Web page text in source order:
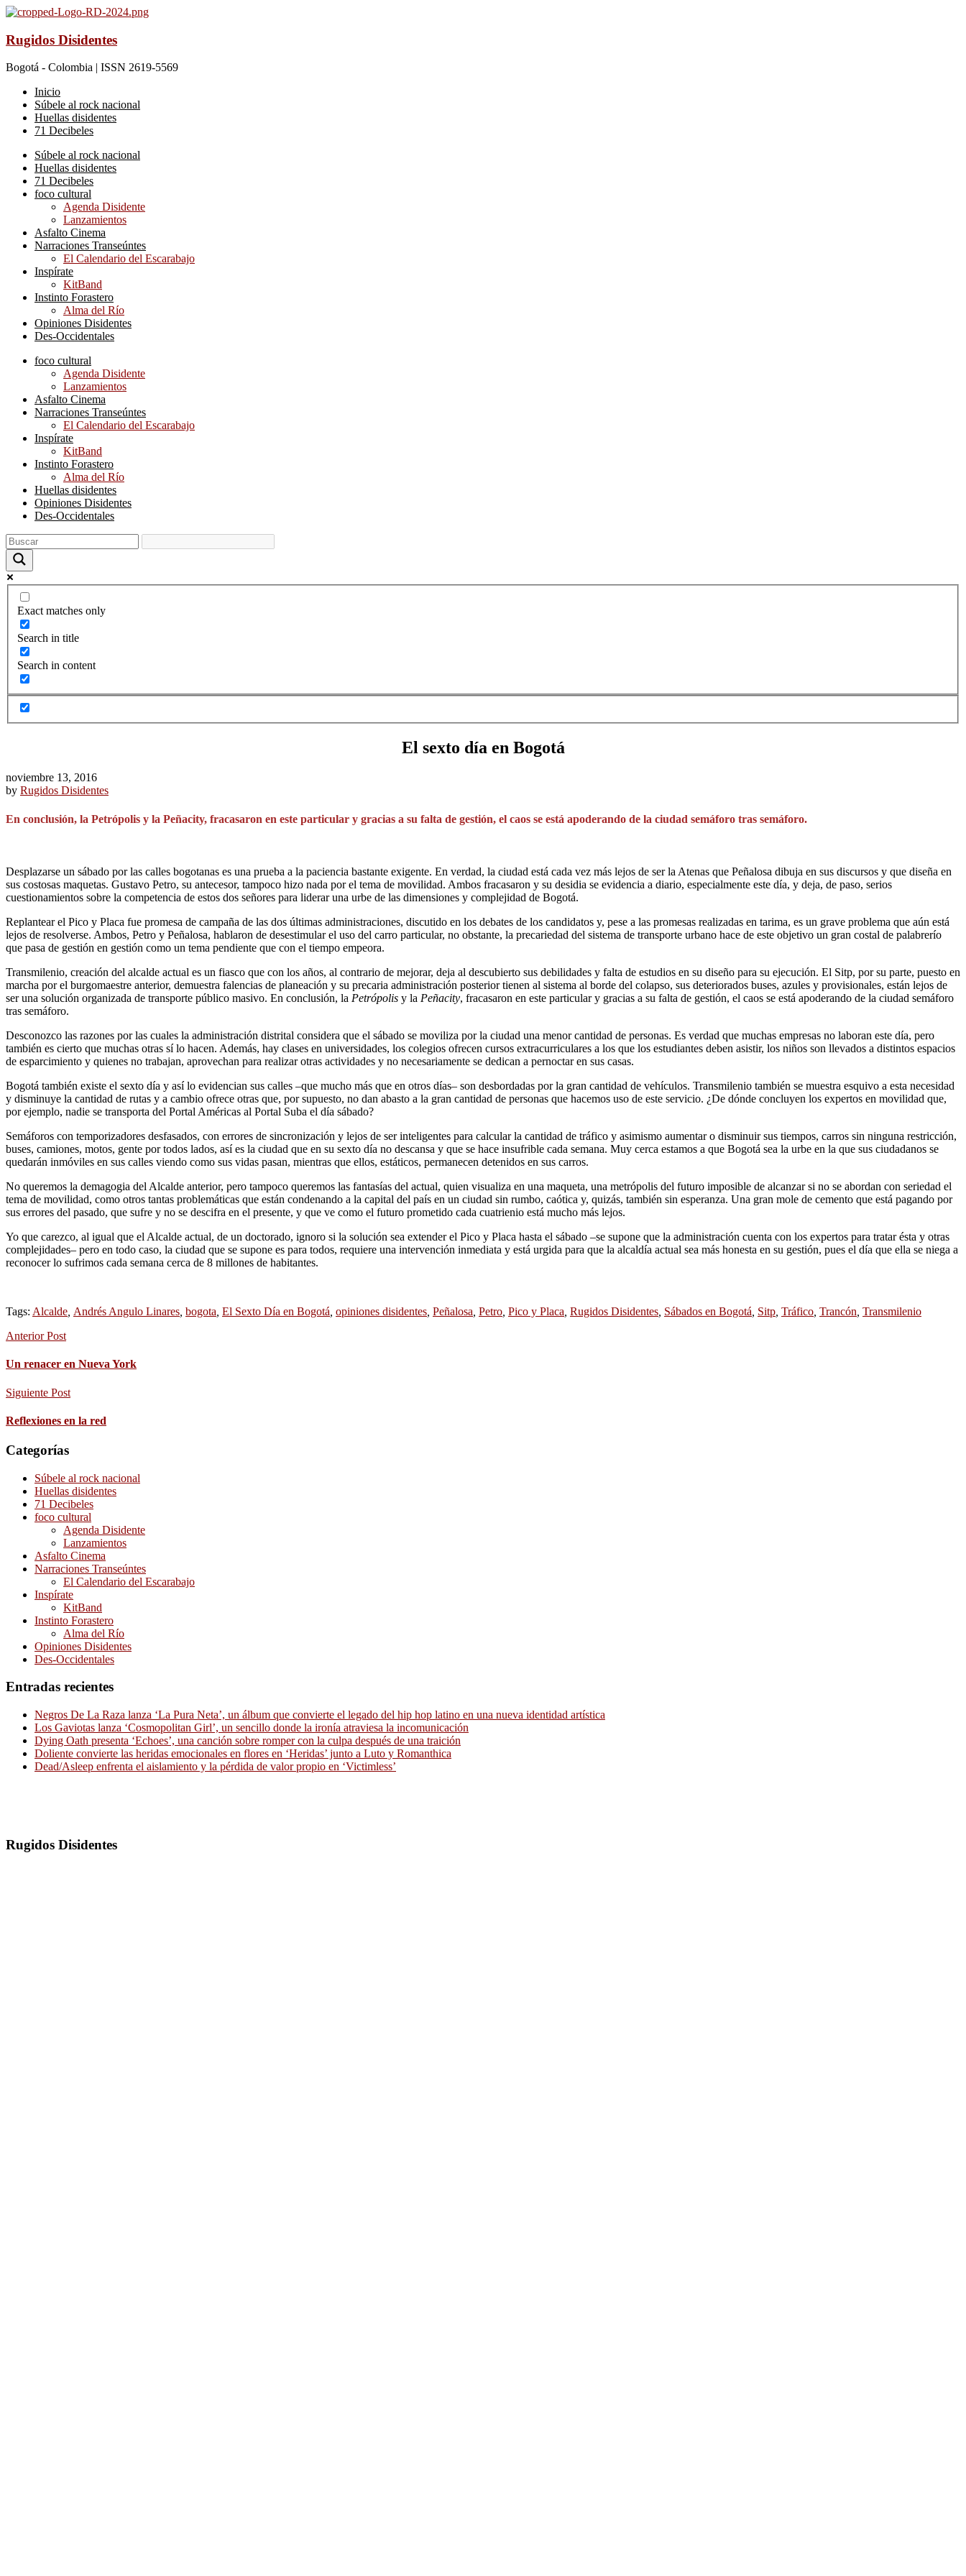
Rugidos Disidentes
Bogotá - Colombia | ISSN 2619-5569
Inicio
Súbele al rock nacional
Huellas disidentes
71 Decibeles
Súbele al rock nacional
Huellas disidentes
71 Decibeles
foco cultural
Agenda Disidente
Lanzamientos
Asfalto Cinema
Narraciones Transeúntes
El Calendario del Escarabajo
Inspírate
KitBand
Instinto Forastero
Alma del Río
Opiniones Disidentes
Des-Occidentales
foco cultural
Agenda Disidente
Lanzamientos
Asfalto Cinema
Narraciones Transeúntes
El Calendario del Escarabajo
Inspírate
KitBand
Instinto Forastero
Alma del Río
Huellas disidentes
Opiniones Disidentes
Des-Occidentales
Exact matches only
Search in title
Search in content
El sexto día en Bogotá
noviembre 13, 2016
by Rugidos Disidentes
En conclusión, la Petrópolis y la Peñacity, fracasaron en este particular y gracias a su falta de gestión, el caos se está apoderando de la ciudad semáforo tras semáforo.
Desplazarse un sábado por las calles bogotanas es una prueba a la paciencia bastante exigente. En verdad, la ciudad está cada vez más lejos de ser la Atenas que Peñalosa dibuja en sus discursos y que diseña en
sus costosas maquetas. Gustavo Petro, su antecesor, tampoco hizo nada por el tema de movilidad. Ambos fracasaron y su desidia se evidencia a diario, especialmente este día, y deja, de paso, serios
cuestionamientos sobre la competencia de estos dos señores para liderar una urbe de las dimensiones y complejidad de Bogotá.
Replantear el Pico y Placa fue promesa de campaña de las dos últimas administraciones, discutido en los debates de los candidatos y, pese a las promesas realizadas en tarima, es un grave problema que aún está
lejos de resolverse. Ambos, Petro y Peñalosa, hablaron de desestimular el uso del carro particular, no obstante, la precariedad del sistema de transporte urbano hace de este objetivo un gran costal de palabrerío
que pasa de gestión en gestión como un tema pendiente que con el tiempo empeora.
Transmilenio, creación del alcalde actual es un fiasco que con los años, al contrario de mejorar, deja al descubierto sus debilidades y falta de estudios en su diseño para su ejecución. El Sitp, por su parte, puesto en
marcha por el burgomaestre anterior, demuestra falencias de planeación y su precaria administración posterior tienen al sistema al borde del colapso, sus deteriorados buses, azules y provisionales, están lejos de
ser una solución organizada de transporte público masivo. En conclusión, la Petrópolis y la Peñacity, fracasaron en este particular y gracias a su falta de gestión, el caos se está apoderando de la ciudad semáforo
tras semáforo.
Desconozco las razones por las cuales la administración distrital considera que el sábado se moviliza por la ciudad una menor cantidad de personas. Es verdad que muchas empresas no laboran este día, pero
también es cierto que muchas otras sí lo hacen. Además, hay clases en universidades, los colegios ofrecen cursos extracurriculares a los que los estudiantes deben asistir, los niños son llevados a distintos espacios
de esparcimiento y quienes no trabajan, aprovechan para realizar otras actividades y no necesariamente se dedican a pernoctar en sus casas.
Bogotá también existe el sexto día y así lo evidencian sus calles –que mucho más que en otros días– son desbordadas por la gran cantidad de vehículos. Transmilenio también se muestra esquivo a esta necesidad
y disminuye la cantidad de rutas y a cambio ofrece otras que, por supuesto, no dan abasto a la gran cantidad de personas que hacemos uso de este servicio. ¿De dónde concluyen los expertos en movilidad que,
por ejemplo, nadie se transporta del Portal Américas al Portal Suba el día sábado?
Semáforos con temporizadores desfasados, con errores de sincronización y lejos de ser inteligentes para calcular la cantidad de tráfico y asimismo aumentar o disminuir sus tiempos, carros sin ninguna restricción,
buses, camiones, motos, gente por todos lados, así es la ciudad que en su sexto día no descansa y que se hace insufrible cada semana. Muy cerca estamos a que Bogotá sea la urbe en la que sus ciudadanos se
quedarán inmóviles en sus calles viendo como sus vidas pasan, mientras que ellos, estáticos, permanecen detenidos en sus carros.
No queremos la demagogia del Alcalde anterior, pero tampoco queremos las fantasías del actual, quien visualiza en una maqueta, una metrópolis del futuro imposible de alcanzar si no se abordan con seriedad el
tema de movilidad, como otros tantas problemáticas que están condenando a la capital del país en un ciudad sin rumbo, caótica y, quizás, también sin esperanza. Una gran mole de cemento que está pagando por
sus errores del pasado, que sufre y no se descifra en el presente, y que ve como el futuro prometido cada cuatrienio está mucho más lejos.
Yo que carezco, al igual que el Alcalde actual, de un doctorado, ignoro si la solución sea extender el Pico y Placa hasta el sábado –se supone que la administración cuenta con los expertos para tratar ésta y otras
complejidades– pero en todo caso, la ciudad que se supone es para todos, requiere una intervención inmediata y está urgida para que la alcaldía actual sea más honesta en su gestión, pues el día que ella se niega a
reconocer lo sufrimos cada semana cerca de 8 millones de habitantes.
Tags: Alcalde Andrés Angulo Linares bogota El Sexto Día en Bogotá opiniones disidentes Peñalosa Petro Pico y Placa Rugidos Disidentes Sábados en Bogotá Sitp Tráfico Trancón Transmilenio
Anterior Post
Un renacer en Nueva York
Siguiente Post
Reflexiones en la red
Categorías
Súbele al rock nacional
Huellas disidentes
71 Decibeles
foco cultural
Agenda Disidente
Lanzamientos
Asfalto Cinema
Narraciones Transeúntes
El Calendario del Escarabajo
Inspírate
KitBand
Instinto Forastero
Alma del Río
Opiniones Disidentes
Des-Occidentales
Entradas recientes
Negros De La Raza lanza ‘La Pura Neta’, un álbum que convierte el legado del hip hop latino en una nueva identidad artística
Los Gaviotas lanza ‘Cosmopolitan Girl’, un sencillo donde la ironía atraviesa la incomunicación
Dying Oath presenta ‘Echoes’, una canción sobre romper con la culpa después de una traición
Doliente convierte las heridas emocionales en flores en ‘Heridas’ junto a Luto y Romanthica
Dead/Asleep enfrenta el aislamiento y la pérdida de valor propio en ‘Victimless’
Rugidos Disidentes